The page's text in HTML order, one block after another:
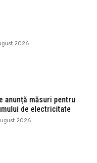
2026
anunță măsuri pentru
de electricitate
2026